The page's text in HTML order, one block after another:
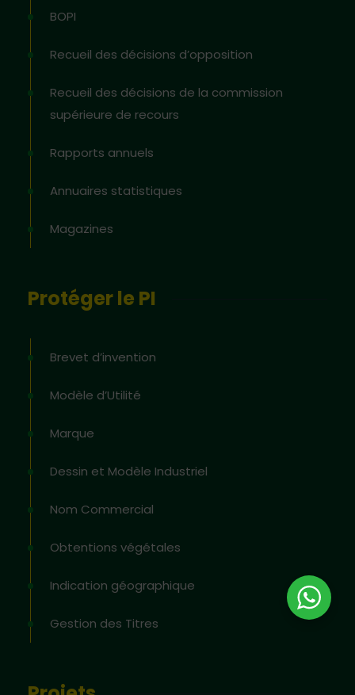
BOPI
Recueil des décisions d’opposition
Recueil des décisions de la commission
supérieure de recours
Rapports annuels
Annuaires statistiques
Magazines
Protéger le PI
Brevet d’invention
Modèle d’Utilité
Marque
Dessin et Modèle Industriel
Nom Commercial
Obtentions végétales
Indication géographique
Gestion des Titres